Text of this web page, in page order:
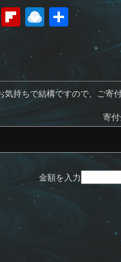
T
u
Fl
b
o
ar
d
R
d
ro
p.
io
共
持ちで結構ですので、ご寄
寄
金額を入力